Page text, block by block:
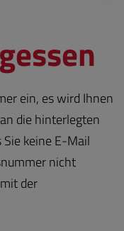
ein, es wird Ihnen
die hinterlegten
keine E-Mail
nicht
der